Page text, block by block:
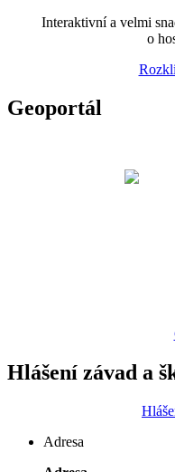
Interaktivní a velmi
o
Geoportál
Hlášení závad a
Adresa